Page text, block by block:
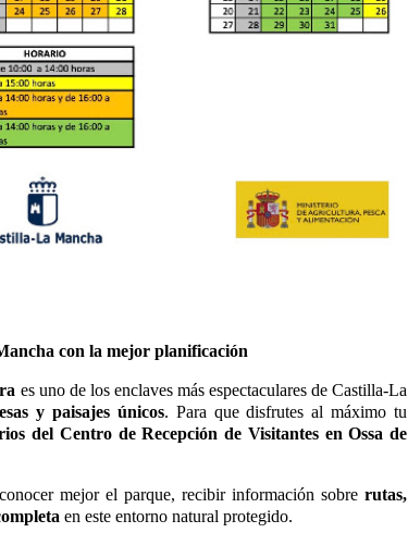
con la mejor planificación
es uno de los enclaves más espectaculares de Castilla-La
y paisajes únicos. Para que disfrutes al máximo tu
del Centro de Recepción de Visitantes en Ossa de
mejor el parque, recibir información sobre rutas,
en este entorno natural protegido.